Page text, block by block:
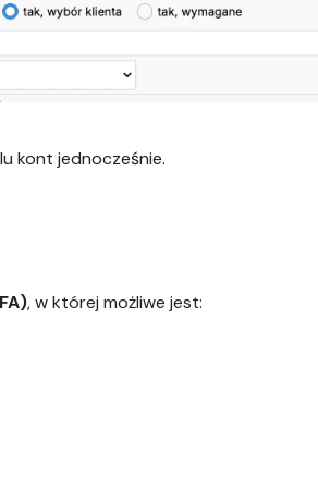
kont jednocześnie.
, w której możliwe jest: